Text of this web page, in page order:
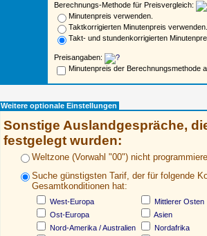
Berechnungs-Methode für Preisvergleich:
Minutenpreis verwenden.
Taktkorrigierten Minutenpreis verwenden.
Takt- und stundenkorrigierten
Preisangaben:
Minutenpreis der Berechnungsmethode
Weitere optionale Einstellungen
Sonstige Auslandgespräche,
festgelegt wurden:
Weltzone (Vorwahl "00") nicht
Suche günstigsten Tarif, der für folgende
Gesamtkonditionen hat:
West-Europa
Ost-Europa
Nord-Amerika / Australien
Mittlerer Osten
Asien
Nordafrika